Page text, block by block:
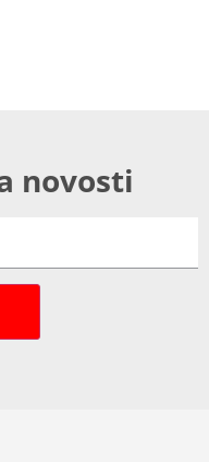
novosti